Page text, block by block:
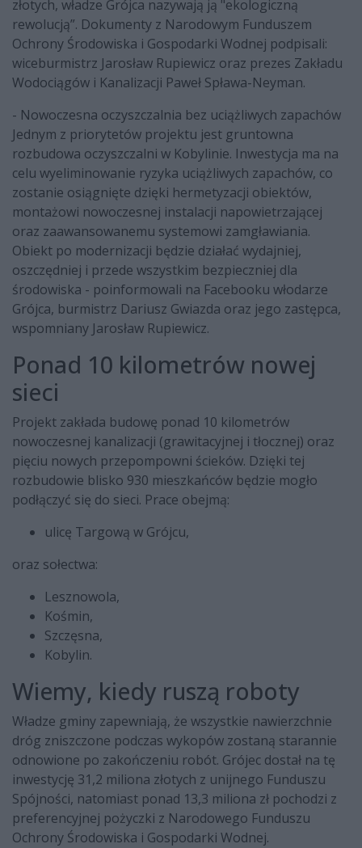
złotych, władze Grójca nazywają ją "ekologiczną
rewolucją”. Dokumenty z Narodowym Funduszem
Ochrony Środowiska i Gospodarki Wodnej podpisali:
wiceburmistrz Jarosław Rupiewicz oraz prezes Zakładu
Wodociągów i Kanalizacji Paweł Spława-Neyman.
- Nowoczesna oczyszczalnia bez uciążliwych zapachów
Jednym z priorytetów projektu jest gruntowna
rozbudowa oczyszczalni w Kobylinie. Inwestycja ma na
celu wyeliminowanie ryzyka uciążliwych zapachów, co
zostanie osiągnięte dzięki hermetyzacji obiektów,
montażowi nowoczesnej instalacji napowietrzającej
oraz zaawansowanemu systemowi zamgławiania.
Obiekt po modernizacji będzie działać wydajniej,
oszczędniej i przede wszystkim bezpieczniej dla
środowiska - poinformowali na Facebooku włodarze
Grójca, burmistrz Dariusz Gwiazda oraz jego zastępca,
wspomniany Jarosław Rupiewicz.
Ponad 10 kilometrów nowej
sieci
Projekt zakłada budowę ponad 10 kilometrów
nowoczesnej kanalizacji (grawitacyjnej i tłocznej) oraz
pięciu nowych przepompowni ścieków. Dzięki tej
rozbudowie blisko 930 mieszkańców będzie mogło
podłączyć się do sieci. Prace obejmą:
ulicę Targową w Grójcu,
oraz sołectwa:
Lesznowola,
Kośmin,
Szczęsna,
Kobylin.
Wiemy, kiedy ruszą roboty
Władze gminy zapewniają, że wszystkie nawierzchnie
dróg zniszczone podczas wykopów zostaną starannie
odnowione po zakończeniu robót. Grójec dostał na tę
inwestycję 31,2 miliona złotych z unijnego Funduszu
Spójności, natomiast ponad 13,3 miliona zł pochodzi z
preferencyjnej pożyczki z Narodowego Funduszu
Ochrony Środowiska i Gospodarki Wodnej.